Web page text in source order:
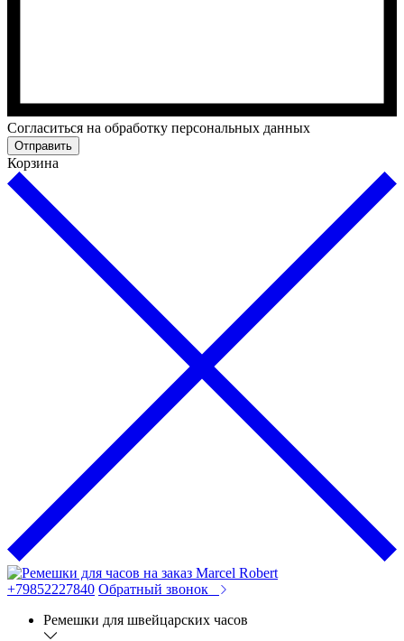
Cогласиться на обработку персональных данных
Отправить
Корзина
+79852227840 Обратный звонок
Ремешки для швейцарских часов